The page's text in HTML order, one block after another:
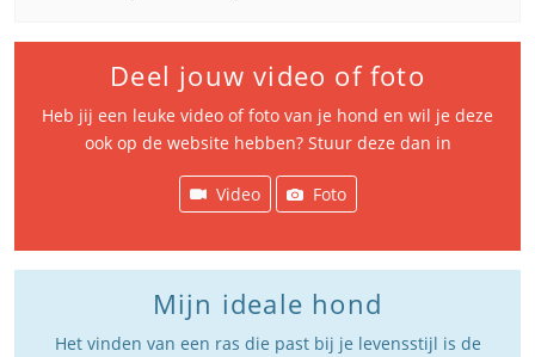
Deel jouw video of foto
Heb jij een leuke video of foto van je hond en wil je deze
ook op de website hebben? Stuur deze dan in
Video Foto
Mijn ideale hond
Het vinden van een ras die past bij je levensstijl is de